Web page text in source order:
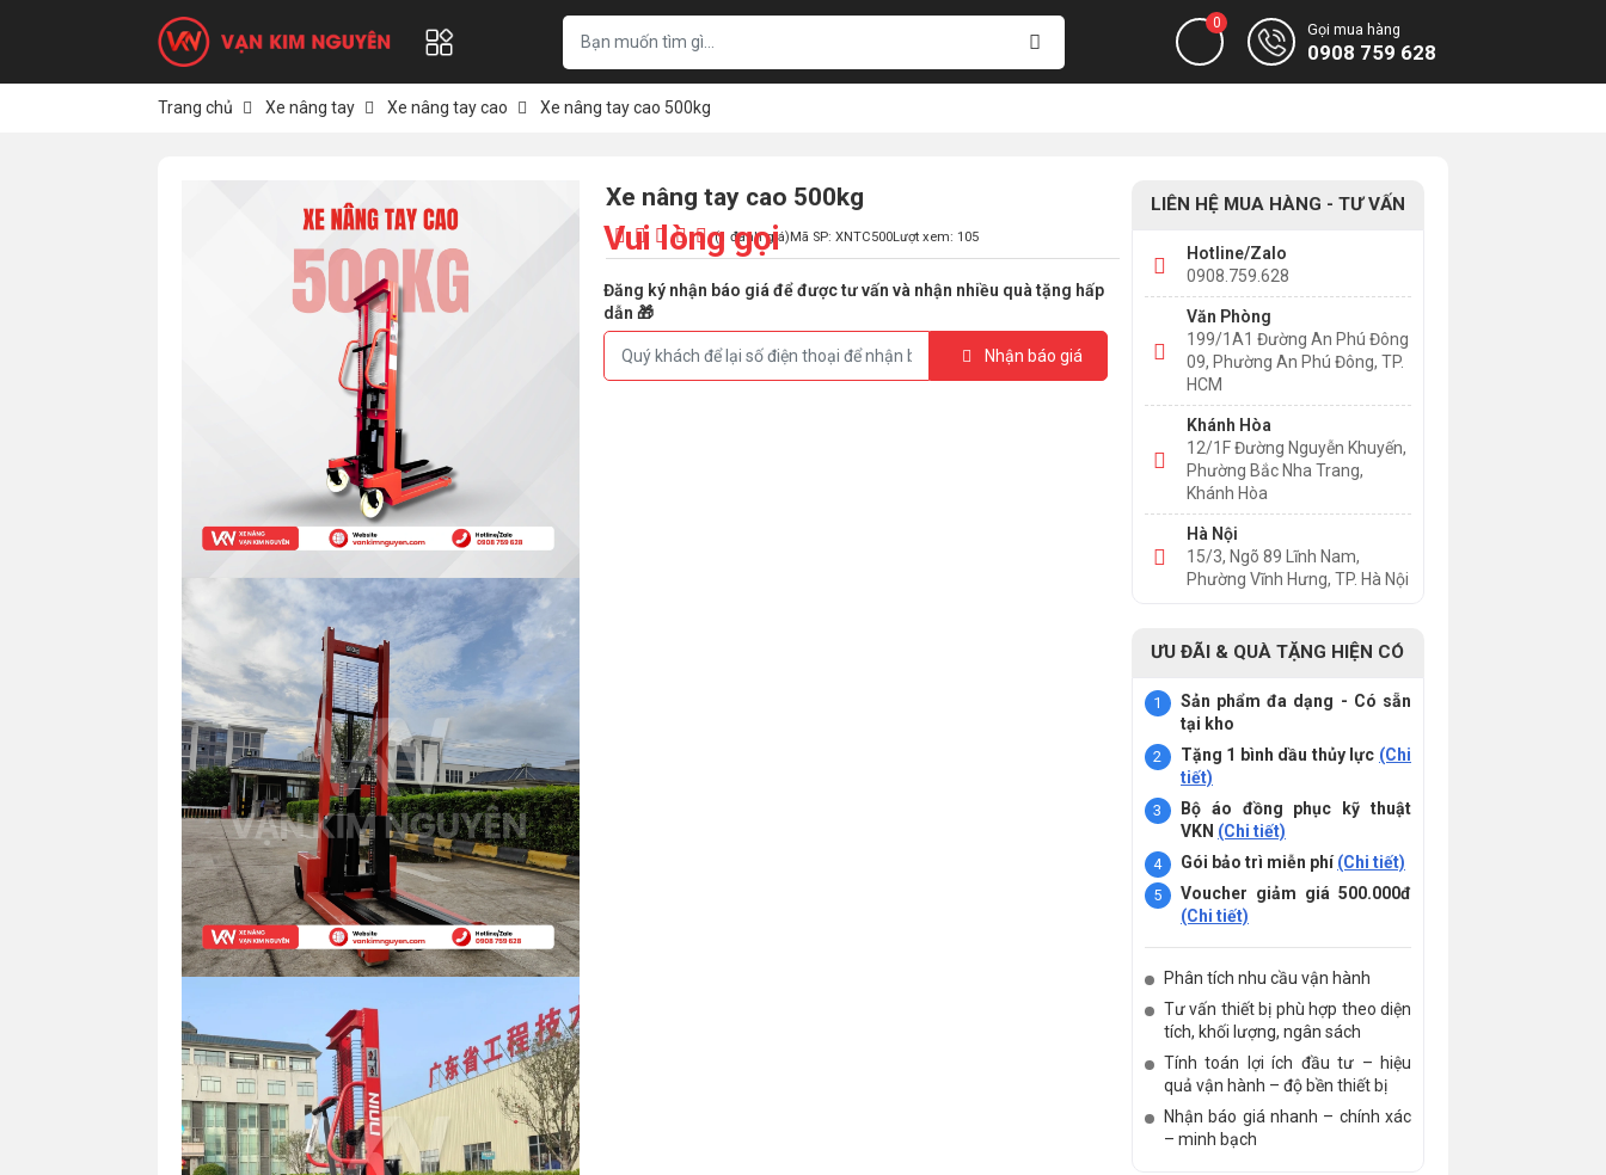
0 Gọi mua hàng
0908 759 628
Trang chủ Xe nâng tay Xe nâng tay cao Xe nâng tay cao 500kg
Xe nâng tay cao 500kg
(1 đánh giá)Mã SP: XNTC500Lượt xem: 105
Vui lòng gọi
Đăng ký nhận báo giá để được tư vấn và nhận nhiều quà tặng hấp
dẫn 🎁
Nhận báo giá
LIÊN HỆ MUA HÀNG - TƯ VẤN
Hotline/Zalo
0908.759.628
Văn Phòng
199/1A1 Đường An Phú Đông
09, Phường An Phú Đông, TP.
HCM
Khánh Hòa
12/1F Đường Nguyễn Khuyến,
Phường Bắc Nha Trang,
Khánh Hòa
Hà Nội
15/3, Ngõ 89 Lĩnh Nam,
Phường Vĩnh Hưng, TP. Hà Nội
ƯU ĐÃI & QUÀ TẶNG HIỆN CÓ
Sản phẩm đa dạng - Có sẵn
tại kho
Tặng 1 bình dầu thủy lực (Chi
tiết)
Bộ áo đồng phục kỹ thuật
VKN (Chi tiết)
Gói bảo trì miễn phí (Chi tiết)
Voucher giảm giá 500.000đ
(Chi tiết)
Phân tích nhu cầu vận hành
Tư vấn thiết bị phù hợp theo diện
tích, khối lượng, ngân sách
Tính toán lợi ích đầu tư – hiệu
quả vận hành – độ bền thiết bị
Nhận báo giá nhanh – chính xác
– minh bạch